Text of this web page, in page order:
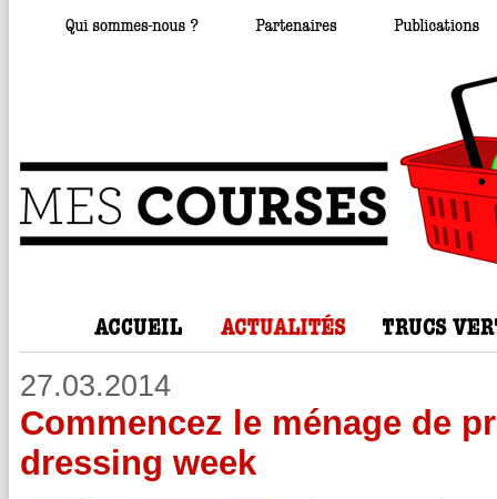
27.03.2014
Commencez le ménage de
dressing week